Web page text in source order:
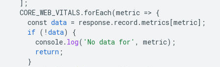
] ;
CORE_WEB_VITALS . forEach(metric => {
const data = response. record .metrics[metric] ;
if ( ! data)
{
console. log( 'No data for' , metric);
return ;
}